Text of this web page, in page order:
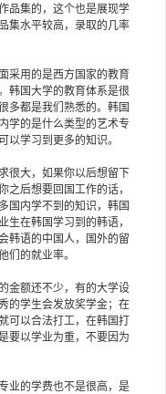
品集的，这个也是展现学
集水平较高，录取的几率
采用的是西方国家的教育
韩国大学的教育体系是很
多都是我们熟悉的。韩国
学的是什么类型的艺术专
学习到更多的知识。
很大，如果你以后想留下
后想要回国工作的话，
国内学不到的知识，韩国
在韩国学习到的韩语，
韩语的中国人，国外的留
的就业率。
金额还不少，有的大学设
的学生会发放奖学金；在
可以合法打工，在韩国打
要以学业为重，不要因为
业的学费也不是很高，是